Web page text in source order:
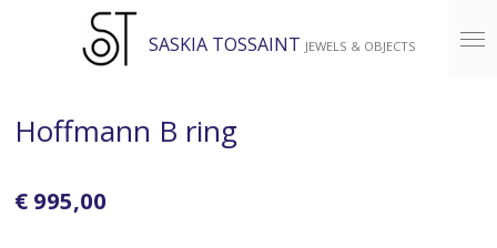
hoofdinhoud
SASKIA TOSSAINT JEWELS & OBJECTS
Hoffmann B ring
€ 995,00